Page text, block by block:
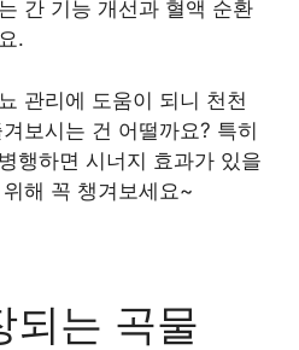
간 기능 개선과 혈액 순환
.
관리에 도움이 되니 천천
보시는 건 어떨까요? 특히
행하면 시너지 효과가 있을
해 꼭 챙겨보세요~
되는 곡물